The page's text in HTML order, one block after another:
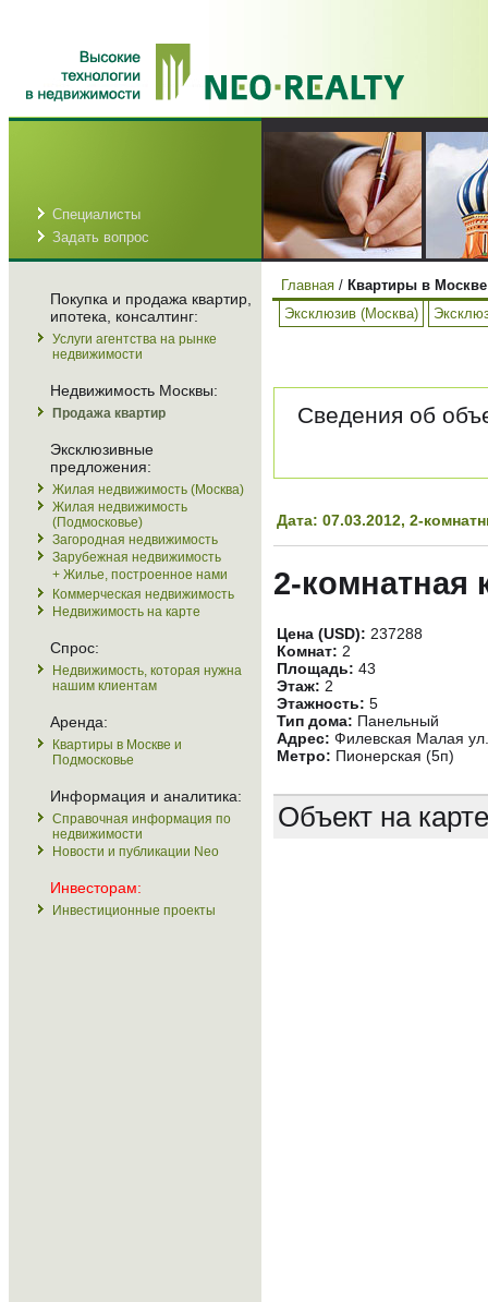
Специалисты
Задать вопрос
Покупка и продажа квартир,
ипотека, консалтинг:
Услуги агентства на рынке
недвижимости
Недвижимость Москвы:
Продажа квартир
Эксклюзивные
предложения:
Жилая недвижимость (Москва)
Жилая недвижимость
(Подмосковье)
Загородная недвижимость
Зарубежная недвижимость
+ Жилье, построенное нами
Коммерческая недвижимость
Недвижимость на карте
Спрос:
Недвижимость, которая нужна
нашим клиентам
Аренда:
Квартиры в Москве и
Подмосковье
Информация и аналитика:
Справочная информация по
недвижимости
Новости и публикации Neo
Инвесторам:
Инвестиционные проекты
Главная / Квартиры в
Эксклюзив (Москва)
Сведения об
Дата: 07.03.2012, 2-
2-комнатная
Цена (USD): 237288
Комнат: 2
Площадь: 43
Этаж: 2
Этажность: 5
Тип дома: Панельный
Адрес: Филевская Малая
Метро: Пионерская (5п)
Объект на карте